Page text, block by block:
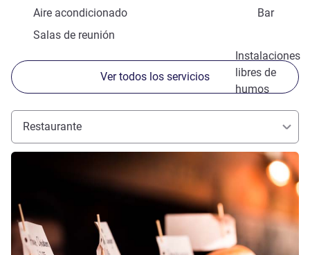
Aire acondicionado
Bar
Salas de reunión
Instalaciones
libres de
humos
Ver todos los servicios
Restaurante
Más información